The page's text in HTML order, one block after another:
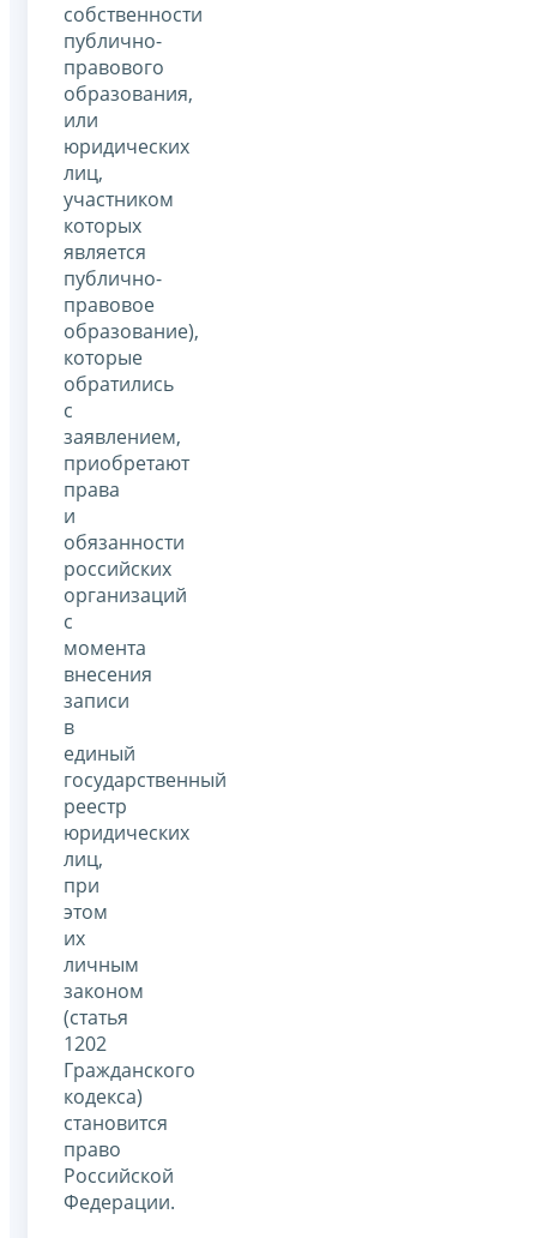
собственности
публично-
правового
образования,
или
юридических
лиц,
участником
которых
является
публично-
правовое
образование),
которые
обратились
с
заявлением,
приобретают
права
и
обязанности
российских
организаций
с
момента
внесения
записи
в
единый
государственный
реестр
юридических
лиц,
при
этом
их
личным
законом
(статья
1202
Гражданского
кодекса)
становится
право
Российской
Федерации.